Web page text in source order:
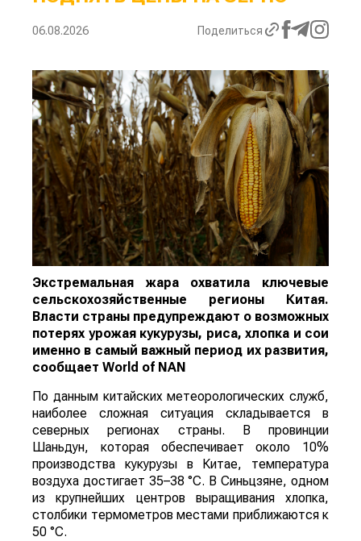
06.08.2026 Поделиться
Экстремальная жара охватила ключевые
сельскохозяйственные регионы Китая.
Власти страны предупреждают о возможных
потерях урожая кукурузы, риса, хлопка и сои
именно в самый важный период их развития,
сообщает World of NAN
По данным китайских метеорологических служб,
наиболее сложная ситуация складывается в
северных регионах страны. В провинции
Шаньдун, которая обеспечивает около 10%
производства кукурузы в Китае, температура
воздуха достигает 35–38 °C. В Синьцзяне, одном
из крупнейших центров выращивания хлопка,
столбики термометров местами приближаются к
50 °C.